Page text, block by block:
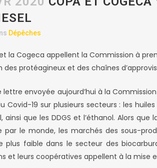
Dépêches
la Cogeca appellent la Commission à
des protéagineux et des chaînes
lettre envoyée aujourd’hui à la
Covid-19 sur plusieurs secteurs : les
ainsi que les DDGS et l’éthanol. Alors
par le monde, les marchés des sous-
plus faible dans le secteur des
et leurs coopératives appellent à la mise